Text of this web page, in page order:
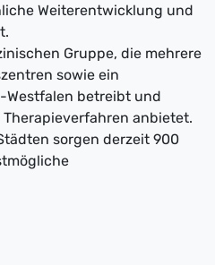
Weiterentwicklung und
Gruppe, die mehrere
sowie ein
Westfalen betreibt und
anbietet.
sorgen derzeit 900